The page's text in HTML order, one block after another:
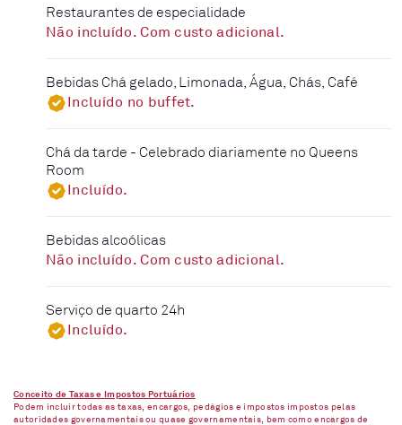
Restaurantes de especialidade
Não incluído. Com custo adicional.
Bebidas Chá gelado, Limonada, Água, Chás, Café
Incluído no buffet.
Chá da tarde - Celebrado diariamente no Queens
Room
Incluído.
Bebidas alcoólicas
Não incluído. Com custo adicional.
Serviço de quarto 24h
Incluído.
Conceito de Taxas e Impostos Portuários
Podem incluir todas as taxas, encargos, pedágios e impostos impostos pelas
autoridades governamentais ou quase governamentais, bem como encargos de